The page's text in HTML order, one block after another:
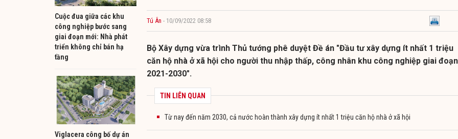
Cuộc đua giữa các khu
công nghiệp bước sang
giai đoạn mới: Nhà phát
triển không chỉ bán hạ
tầng
Viglacera công bố dự án
Tú Ân - 10/09/2022 08:58
Bộ Xây dựng vừa trình Thủ tướng phê duyệt Đề án "Đầu tư xây dựng ít nhất 1 triệu
căn hộ nhà ở xã hội cho người thu nhập thấp, công nhân khu công nghiệp giai đoạn
2021-2030".
TIN LIÊN QUAN
Từ nay đến năm 2030, cả nước hoàn thành xây dựng ít nhất 1 triệu căn hộ nhà ở xã hội